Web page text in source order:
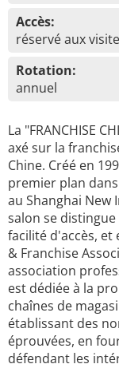
Accès:
réservé aux
Rotation:
annuel
La "FRANCHISE
axé sur la
Chine. Créé en
premier plan
au Shanghai New
salon se
facilité d'accès, et
& Franchise
association
est dédiée à la
chaînes de
établissant des
éprouvées, en
défendant les